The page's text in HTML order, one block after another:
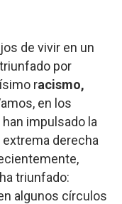
de vivir en un
por
racismo,
en los
impulsado la
extrema derecha
triunfado:
algunos círculos